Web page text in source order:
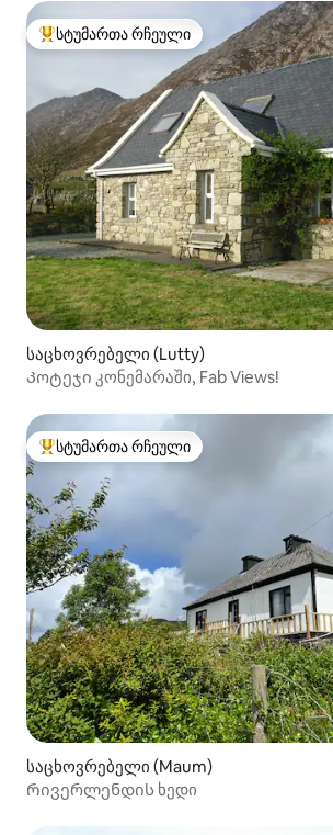
სტუმართა რჩეული მოწინავე ვარიანტი
სტუმართა რჩეული
საცხოვრებელი (Lutty)
Კოტეჯი კონემარაში, Fab Views!
სტუმართა რჩეული მოწინავე ვარიანტი
სტუმართა რჩეული
საცხოვრებელი (Maum)
Რივერლენდის ხედი